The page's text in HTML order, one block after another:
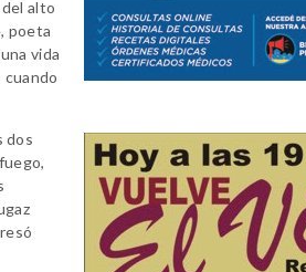
del alto
poeta
vida
dos